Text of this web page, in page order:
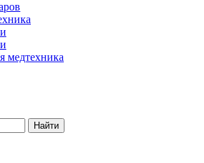
медтехника
Найти